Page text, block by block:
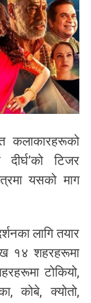
कलाकारहरूको
टिजर
यसको माग
लागि तयार
१४ शहरहरूमा
टोकियो,
कोबे, क्योतो,